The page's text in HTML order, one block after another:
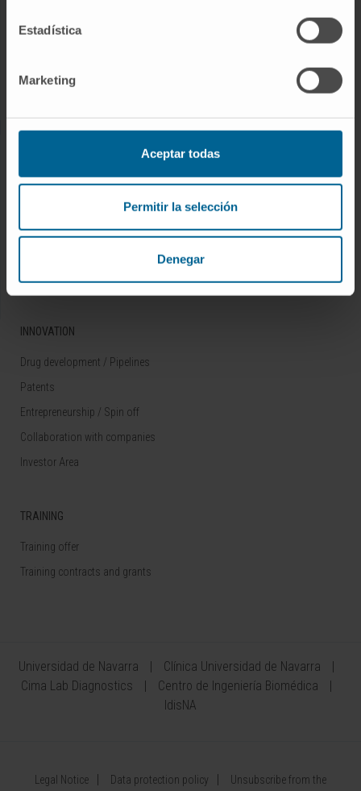
Estadística
Marketing
Aceptar todas
Permitir la selección
Denegar
Our Researchers
Technology platforms
INNOVATION
Drug development / Pipelines
Patents
Entrepreneurship / Spin off
Collaboration with companies
Investor Area
TRAINING
Training offer
Training contracts and grants
Universidad de Navarra
Clínica Universidad de Navarra
Cima Lab Diagnostics
Centro de Ingeniería Biomédica
IdisNA
Legal Notice Data protection policy Unsubscribe from the